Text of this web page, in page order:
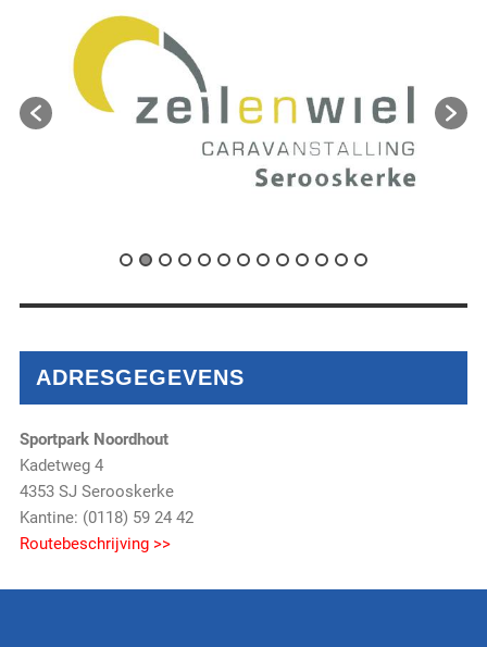
ADRESGEGEVENS
Sportpark Noordhout
Kadetweg 4
4353 SJ Serooskerke
Kantine: (0118) 59 24 42
Routebeschrijving >>